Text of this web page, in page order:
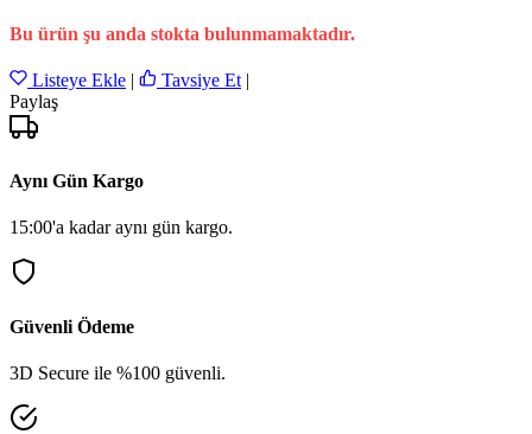
Bu ürün şu anda stokta bulunmamaktadır.
Listeye Ekle | Tavsiye Et |
Paylaş
Aynı Gün Kargo
15:00'a kadar aynı gün kargo.
Güvenli Ödeme
3D Secure ile %100 güvenli.